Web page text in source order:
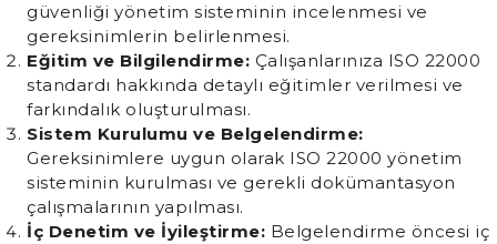
güvenliği yönetim sisteminin incelenmesi ve
gereksinimlerin belirlenmesi.
Eğitim ve Bilgilendirme: Çalışanlarınıza ISO 22000
standardı hakkında detaylı eğitimler verilmesi ve
farkındalık oluşturulması.
Sistem Kurulumu ve Belgelendirme:
Gereksinimlere uygun olarak ISO 22000 yönetim
sisteminin kurulması ve gerekli dokümantasyon
çalışmalarının yapılması.
İç Denetim ve İyileştirme: Belgelendirme öncesi iç